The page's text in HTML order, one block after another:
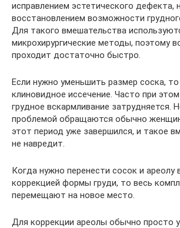
исправлением эстетического дефекта,
восстановлением возможности
Для такого вмешательства
микрохирургические методы, поэтому
проходит достаточно быстро.
Если нужно уменьшить размер соска,
клиновидное иссечение. Часто при
грудное вскармливание затрудняется.
проблемой обращаются обычно
этот период уже завершился, и такое
не навредит.
Когда нужно перенести сосок и ареолу
коррекцией формы груди, то весь
перемещают на новое место.
Для коррекции ареолы обычно просто